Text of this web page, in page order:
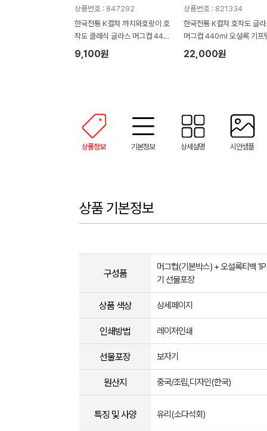
상품번호 : 847292
한국전통 K컬쳐 까치와호랑이 호
작도 클래식 글라스 머그컵 440
ml (보자기 포장)
9,100원
상품번호 : 821334
한국전통 K컬쳐 호작도 글라
머그컵 440ml 오설록 기프
(보자기 포장)
22,000원
상품정보 기본정보 상세설명 시안샘플
상품 기본정보
구성품
머그컵(기본박스) + 오설록티백
기 선물포장
상품 색상 상세페이지
인쇄방법 레이저인쇄
선물포장 보자기
원산지 중국/조립,디자인(한국)
특징 및 사양 유리(소다석회)